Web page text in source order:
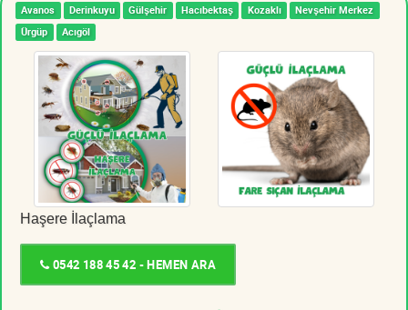
Avanos Derinkuyu Gülşehir Hacıbektaş Kozaklı
Nevşehir Merkez
Ürgüp
Acıgöl
Haşere İlaçlama
0542 188 45 42 - HEMEN ARA